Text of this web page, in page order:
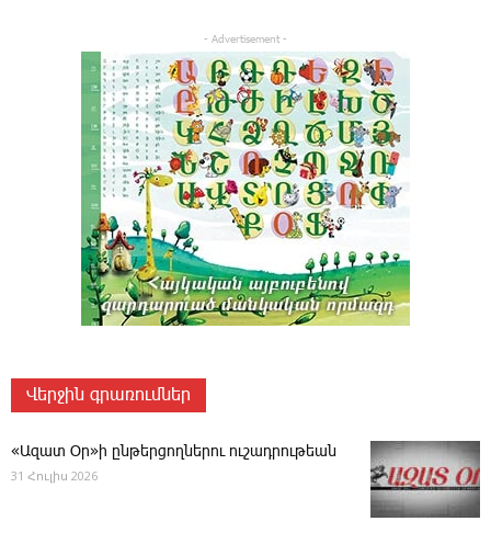
- Advertisement -
Վերջին գրառումներ
«Ազատ Օր»ի ընթերցողներու ուշադրութեան
31 Հուլիս 2026